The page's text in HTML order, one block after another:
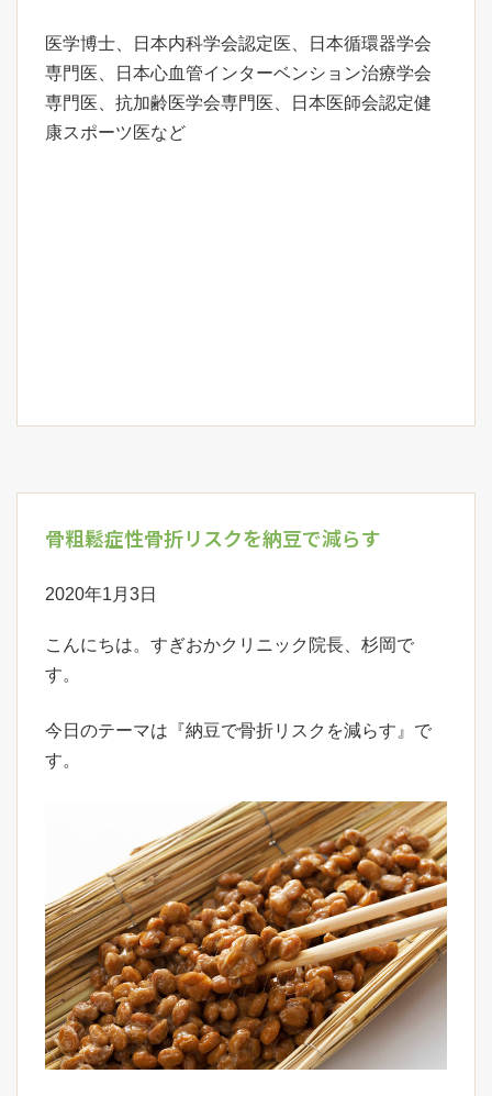
医学博士、日本内科学会認定医、日本循環器学会
専門医、日本心血管インターベンション治療学会
専門医、抗加齢医学会専門医、日本医師会認定健
康スポーツ医など
骨粗鬆症性骨折リスクを納豆で減らす
2020年1月3日
こんにちは。すぎおかクリニック院長、杉岡で
す。
今日のテーマは『納豆で骨折リスクを減らす』で
す。